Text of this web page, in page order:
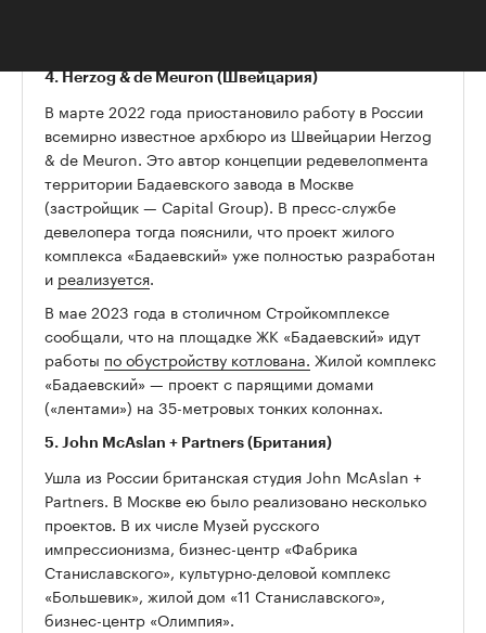
4. Herzog & de Meuron (Швейцария)
В марте 2022 года приостановило работу в России
всемирно известное архбюро из Швейцарии Herzog
& de Meuron. Это автор концепции редевелопмента
территории Бадаевского завода в Москве
(застройщик — Capital Group). В пресс-службе
девелопера тогда пояснили, что проект жилого
комплекса «Бадаевский» уже полностью разработан
и реализуется.
В мае 2023 года в столичном Стройкомплексе
сообщали, что на площадке ЖК «Бадаевский» идут
работы по обустройству котлована. Жилой комплекс
«Бадаевский» — проект с парящими домами
(«лентами») на 35-метровых тонких колоннах.
5. John McAslan + Partners (Британия)
Ушла из России британская студия John McAslan +
Partners. В Москве ею было реализовано несколько
проектов. В их числе Музей русского
импрессионизма, бизнес-центр «Фабрика
Станиславского», культурно-деловой комплекс
«Большевик», жилой дом «11 Станиславского»,
бизнес-центр «Олимпия».